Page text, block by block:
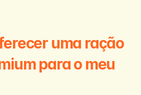
uma ração
para o meu